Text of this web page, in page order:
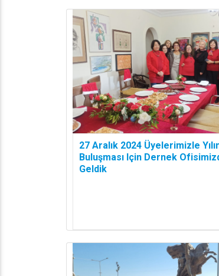
27 Aralık 2024 Üyelerimizle
Buluşması Için Dernek
Geldik